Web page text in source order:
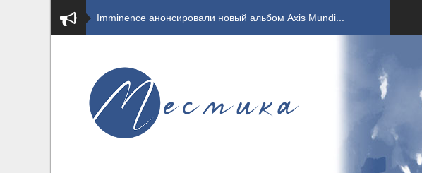
​Imminence анонсировали новый альбом Axis Mundi...
GHOST возвращаются на большие экраны с новым ко...
​Summer Breeze Open Air 2026 полностью переходи...